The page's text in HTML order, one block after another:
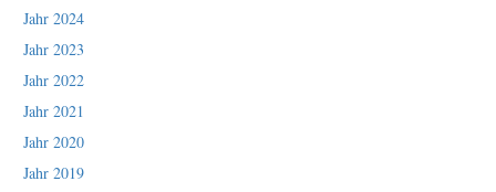
Jahr 2024
Jahr 2023
Jahr 2022
Jahr 2021
Jahr 2020
Jahr 2019